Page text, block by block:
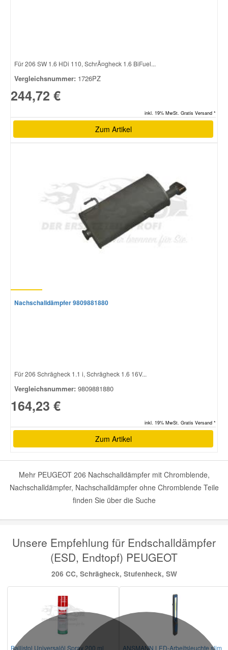
Für 206 SW 1.6 HDi 110, SchrÃ¤gheck 1.6 BiFuel...
Vergleichsnummer: 1726PZ
244,72 €
inkl. 19% MwSt. Gratis Versand *
Zum Artikel
Nachschalldämpfer 9809881880
Für 206 Schrägheck 1.1 i, Schrägheck 1.6 16V...
Vergleichsnummer: 9809881880
164,23 €
inkl. 19% MwSt. Gratis Versand *
Zum Artikel
Mehr PEUGEOT 206 Nachschalldämpfer mit Chromblende,
Nachschalldämpfer, Nachschalldämpfer ohne Chromblende Teile
finden Sie über die Suche
Unsere Empfehlung für Endschalldämpfer
(ESD, Endtopf) PEUGEOT
206 CC, Schrägheck, Stufenheck, SW
Ballistol Universalöl Spray 200 ml ANSMANN LED-Arbeitsleuchte slim